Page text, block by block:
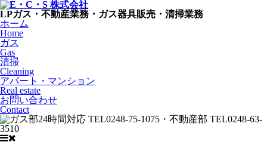
LPガス・不動産業務・ガス器具販売・清掃業務
ホーム
Home
ガス
Gas
清掃
Cleaning
アパート・マンション
Real estate
お問い合わせ
Contact